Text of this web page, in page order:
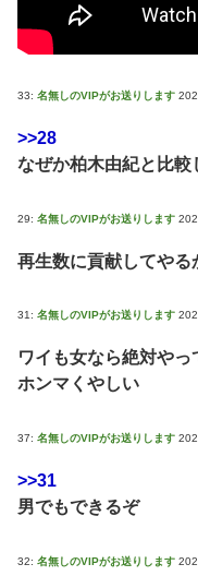
33: 名無しのVIPがお送りします
>>28
なぜか柏木由紀と比較
29: 名無しのVIPがお送りします
再生数に貢献してやる
31: 名無しのVIPがお送りします
ワイも女なら絶対やっ
ホンマくやしい
37: 名無しのVIPがお送りします
>>31
男でもできるぞ
32: 名無しのVIPがお送りします